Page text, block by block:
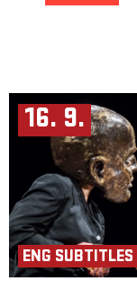
16. 9.
ENG SUBTITLES